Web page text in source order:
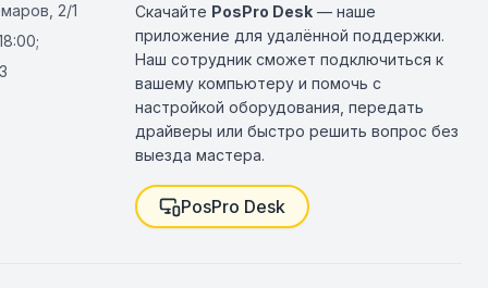
2/1
Скачайте PosPro Desk — наше
приложение для удалённой поддержки.
Наш сотрудник сможет подключиться к
вашему компьютеру и помочь с
настройкой оборудования, передать
драйверы или быстро решить вопрос без
выезда мастера.
PosPro Desk